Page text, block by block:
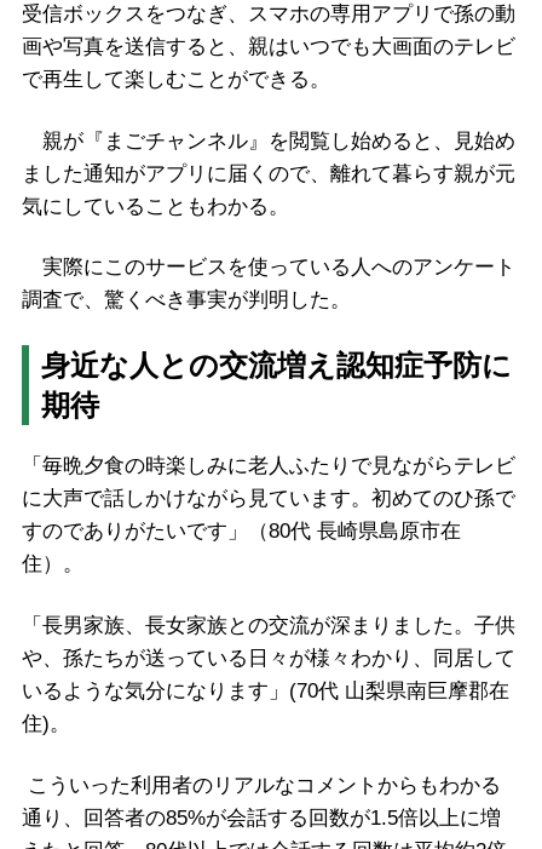
受信ボックスをつなぎ、スマホの専用アプリで孫の動
画や写真を送信すると、親はいつでも大画面のテレビ
で再生して楽しむことができる。
親が『まごチャンネル』を閲覧し始めると、見始め
ました通知がアプリに届くので、離れて暮らす親が元
気にしていることもわかる。
実際にこのサービスを使っている人へのアンケート
調査で、驚くべき事実が判明した。
身近な人との交流増え認知症予防に
期待
「毎晩夕食の時楽しみに老人ふたりで見ながらテレビ
に大声で話しかけながら見ています。初めてのひ孫で
すのでありがたいです」（80代 長崎県島原市在
住）。
「長男家族、長女家族との交流が深まりました。子供
や、孫たちが送っている日々が様々わかり、同居して
いるような気分になります」(70代 山梨県南巨摩郡在
住)。
こういった利用者のリアルなコメントからもわかる
通り、回答者の85%が会話する回数が1.5倍以上に増